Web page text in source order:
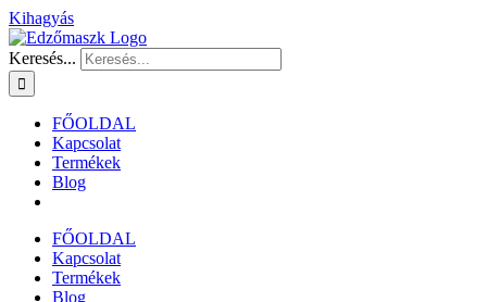
Kihagyás
Keresés...
FŐOLDAL
Kapcsolat
Termékek
Blog
FŐOLDAL
Kapcsolat
Termékek
Blog